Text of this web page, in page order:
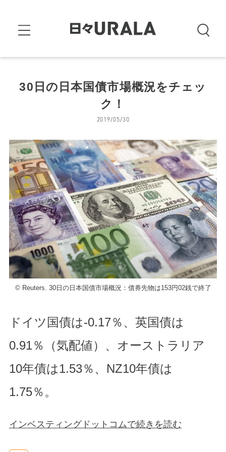
30日の日本国債市場概況をチェッ
ク！
2019/05/30
© Reuters. 30日の日本国債市場概況：債券先物は153円02銭で終了
ドイツ国債は-0.17％、英国債は
0.91％（気配値）、オーストラリア
10年債は1.53％、NZ10年債は
1.75％。
インベスティングドットコムで続きを読む